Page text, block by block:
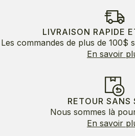
LIVRAISON RAPIDE
Les commandes de plus de 100$
En savoir
RETOUR SANS
Nous sommes là
En savoir